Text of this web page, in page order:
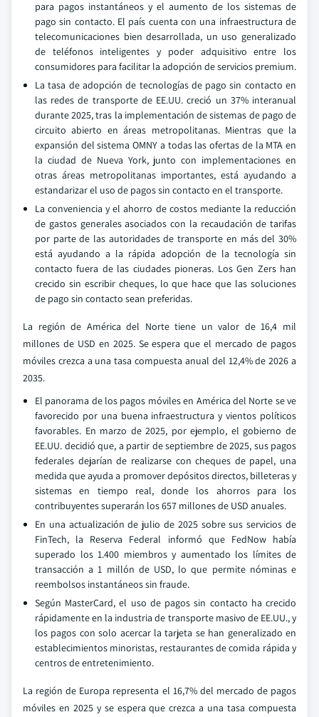
para pagos instantáneos y el aumento de los sistemas de
pago sin contacto. El país cuenta con una infraestructura de
telecomunicaciones bien desarrollada, un uso generalizado
de teléfonos inteligentes y poder adquisitivo entre los
consumidores para facilitar la adopción de servicios premium.
La tasa de adopción de tecnologías de pago sin contacto en
las redes de transporte de EE.UU. creció un 37% interanual
durante 2025, tras la implementación de sistemas de pago de
circuito abierto en áreas metropolitanas. Mientras que la
expansión del sistema OMNY a todas las ofertas de la MTA en
la ciudad de Nueva York, junto con implementaciones en
otras áreas metropolitanas importantes, está ayudando a
estandarizar el uso de pagos sin contacto en el transporte.
La conveniencia y el ahorro de costos mediante la reducción
de gastos generales asociados con la recaudación de tarifas
por parte de las autoridades de transporte en más del 30%
está ayudando a la rápida adopción de la tecnología sin
contacto fuera de las ciudades pioneras. Los Gen Zers han
crecido sin escribir cheques, lo que hace que las soluciones
de pago sin contacto sean preferidas.
La región de América del Norte tiene un valor de 16,4 mil
millones de USD en 2025. Se espera que el mercado de pagos
móviles crezca a una tasa compuesta anual del 12,4% de 2026 a
2035.
El panorama de los pagos móviles en América del Norte se ve
favorecido por una buena infraestructura y vientos políticos
favorables. En marzo de 2025, por ejemplo, el gobierno de
EE.UU. decidió que, a partir de septiembre de 2025, sus pagos
federales dejarían de realizarse con cheques de papel, una
medida que ayuda a promover depósitos directos, billeteras y
sistemas en tiempo real, donde los ahorros para los
contribuyentes superarán los 657 millones de USD anuales.
En una actualización de julio de 2025 sobre sus servicios de
FinTech, la Reserva Federal informó que FedNow había
superado los 1.400 miembros y aumentado los límites de
transacción a 1 millón de USD, lo que permite nóminas e
reembolsos instantáneos sin fraude.
Según MasterCard, el uso de pagos sin contacto ha crecido
rápidamente en la industria de transporte masivo de EE.UU., y
los pagos con solo acercar la tarjeta se han generalizado en
establecimientos minoristas, restaurantes de comida rápida y
centros de entretenimiento.
La región de Europa representa el 16,7% del mercado de pagos
móviles en 2025 y se espera que crezca a una tasa compuesta